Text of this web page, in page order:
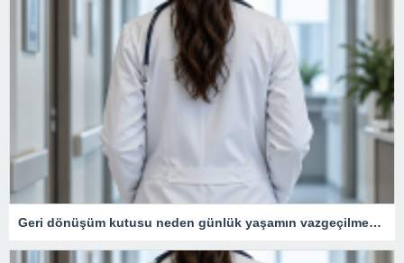
Geri dönüşüm kutusu neden günlük yaşamın vazgeçilmezidir?